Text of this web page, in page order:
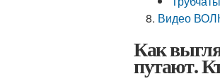
Видео
Как
путают.